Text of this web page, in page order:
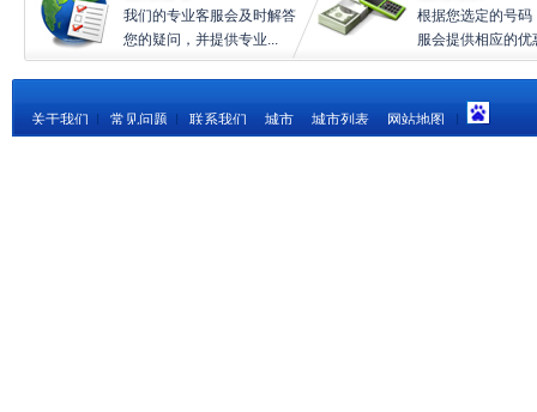
我们的专业客服会及时解答
您的疑问，并提供专业...
根据您选定的号码
服会提供相应的优
关于我们 常见问题 联系我们 城市 城市列表 网站地图